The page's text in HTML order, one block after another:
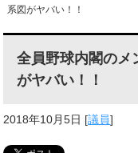
系図がヤバい！！
全員野球内閣のメ
がヤバい！！
2018年10月5日 [議員]